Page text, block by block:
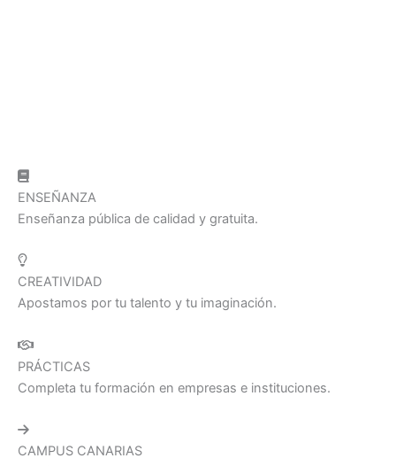
ENSEÑANZA
Enseñanza pública de calidad y gratuita.
CREATIVIDAD
Apostamos por tu talento y tu imaginación.
PRÁCTICAS
Completa tu formación en empresas e instituciones.
CAMPUS CANARIAS